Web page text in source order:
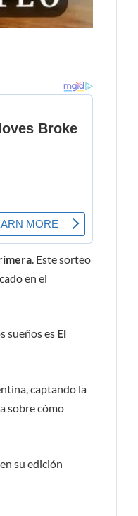
. Este sorteo
en el
sueños es El
captando la
sobre cómo
su edición